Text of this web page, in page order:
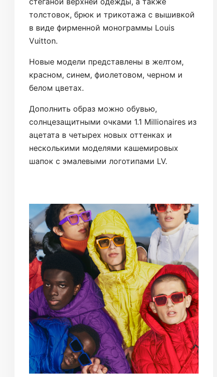
толстовок, брюк и трикотажа с вышивкой
в ​​виде фирменной монограммы Louis
Vuitton.
Новые модели представлены в желтом,
красном, синем, фиолетовом, черном и
белом цветах.
Дополнить образ можно обувью,
солнцезащитными очками 1.1 Millionaires из
ацетата в четырех новых оттенках и ​​
несколькими моделями кашемировых
шапок с эмалевыми логотипами LV.